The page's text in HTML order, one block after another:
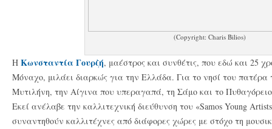
(Copyright: Charis Bilios)
Η Κωνσταντία Γουρζή, μαέστρος και συνθέτις, που εδώ και 25
Μόναχο, μιλάει διαρκώς για την Ελλάδα. Για το νησί του πατέρα
Μυτιλήνη, την Αίγινα που υπεραγαπά, τη Σάμο και το
Εκεί ανέλαβε την καλλιτεχνική διεύθυνση του «Samos Young
συναντηθούν καλλιτέχνες από διάφορες χώρες με στόχο τη